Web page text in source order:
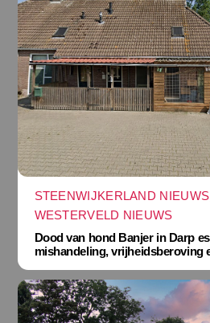
STEENWIJKERLAND NIEUWS
WESTERVELD NIEUWS
Dood van hond Banjer in Darp
mishandeling, vrijheidsberoving